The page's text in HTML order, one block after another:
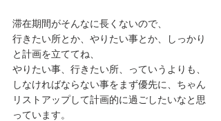
滞在期間がそんなに長くないので、
行きたい所とか、やりたい事とか、しっかり
と計画を立ててね、
やりたい事、行きたい所、っていうよりも、
しなければならない事をまず優先に、ちゃん
リストアップして計画的に過ごしたいなと思
っています。